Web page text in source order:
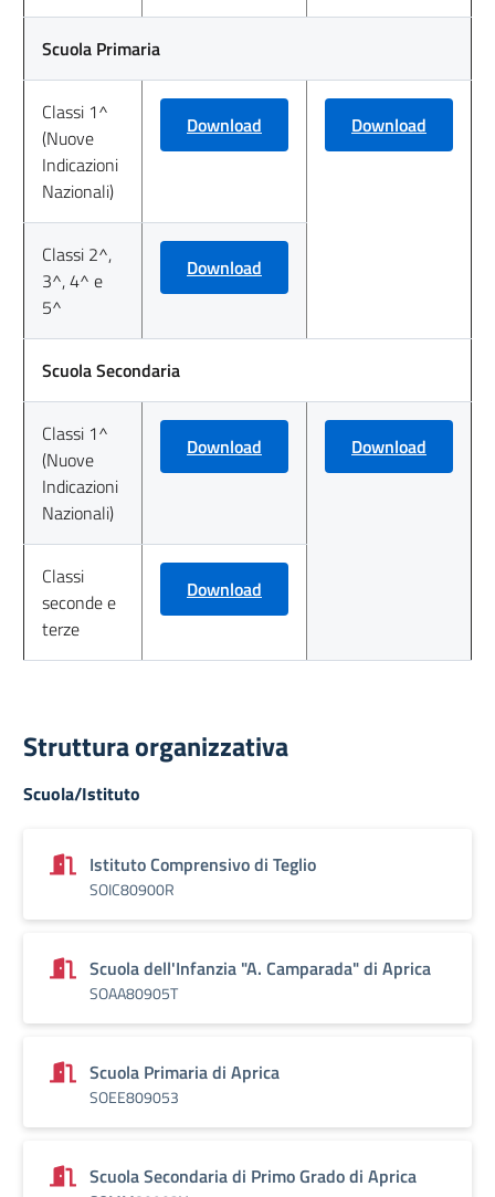
Scuola Primaria
Classi 1^
(Nuove
Indicazioni
Nazionali)
Download Download
Classi 2^,
3^, 4^ e
5^
Download
Scuola Secondaria
Classi 1^
(Nuove
Indicazioni
Nazionali)
Download Download
Classi
seconde e
terze
Download
Struttura organizzativa
Scuola/Istituto
Istituto Comprensivo di Teglio
SOIC80900R
Scuola dell'Infanzia "A. Camparada" di Aprica
SOAA80905T
Scuola Primaria di Aprica
SOEE809053
Scuola Secondaria di Primo Grado di Aprica